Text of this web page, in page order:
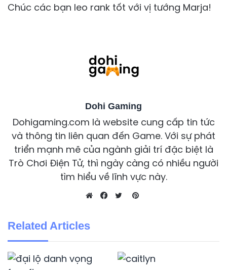
Chúc các bạn leo rank tốt với vị tướng Marja!
Dohi Gaming
Dohigaming.com là website cung cấp tin tức
và thông tin liên quan đến Game. Với sự phát
triển mạnh mẽ của ngành giải trí đặc biệt là
Trò Chơi Điện Tử, thì ngày càng có nhiều người
tìm hiểu về lĩnh vực này.
Pinterest
Related Articles